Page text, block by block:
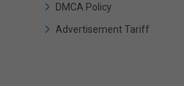
DMCA Policy
Advertisement Tariff